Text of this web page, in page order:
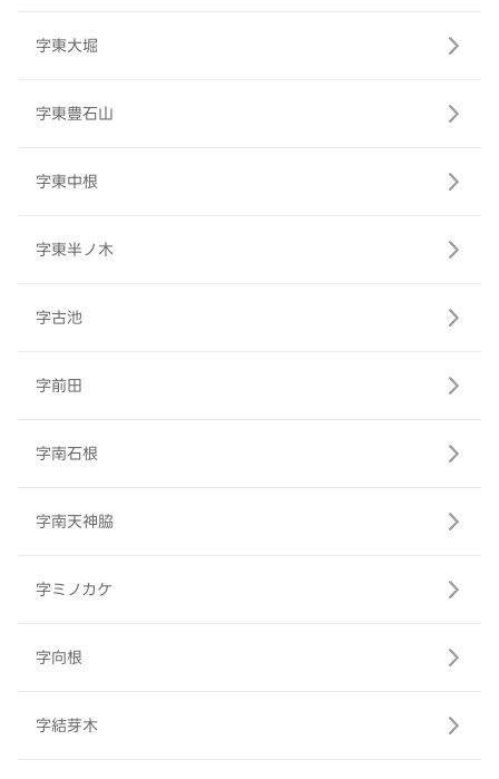
字東大堀
字東豊石山
字東中根
字東半ノ木
字古池
字前田
字南石根
字南天神脇
字ミノカケ
字向根
字結芽木